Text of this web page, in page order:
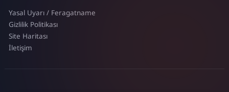
Yasal Uyarı / Feragatname
Gizlilik Politikası
Site Haritası
İletişim